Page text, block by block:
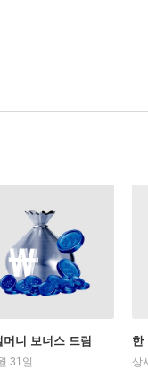
니 보너스 드림
31일
한
상